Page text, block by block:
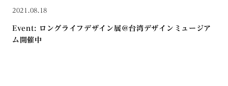
2021.08.18
Event: ロングライフデザイン展＠台湾デザインミュージア
ム開催中